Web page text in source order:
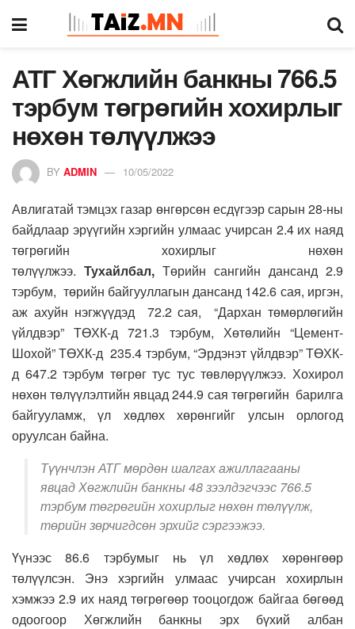
АТГ Хөгжлийн банкны 766.5
тэрбум төгрөгийн хохирлыг
нөхөн төлүүлжээ
BY ADMIN 10/05/2022
Авлигатай тэмцэх газар өнгөрсөн есдүгээр сарын 28-ны
байдлаар эрүүгийн хэргийн улмаас учирсан 2.4 их наяд
төгрөгийн хохирлыг нөхөн
төлүүлжээ. Тухайлбал, Төрийн сангийн дансанд 2.9
тэрбум, төрийн байгууллагын дансанд 142.6 сая, иргэн,
аж ахуйн нэгжүүдэд 72.2 сая, “Дархан төмөрлөгийн
үйлдвэр” ТӨХК-д 721.3 тэрбум, Хөтөлийн “Цемент-
Шохой” ТӨХК-д 235.4 тэрбум, “Эрдэнэт үйлдвэр” ТӨХК-
д 647.2 тэрбум төгрөг тус тус төвлөрүүлжээ. Хохирол
нөхөн төлүүлэлтийн явцад 244.9 сая төгрөгийн барилга
байгууламж, үл хөдлөх хөрөнгийг улсын орлогод
оруулсан байна.
Түүнчлэн АТГ мөрдөн шалгах ажиллагааны
явцад Хөгжлийн банкны 48 зээлдэгчээс 766.5
тэрбум төгрөгийн хохирлыг нөхөн төлүүлж,
төрийн зөрчигдсөн эрхийг сэргээжээ.
Үүнээс 86.6 тэрбумыг нь үл хөдлөх хөрөнгөөр
төлүүлсэн. Энэ хэргийн улмаас учирсан хохирлын
хэмжээ 2.9 их наяд төгрөгөөр тооцогдож байгаа бөгөөд
одоогоор Хөгжлийн банкны эрх бүхий албан